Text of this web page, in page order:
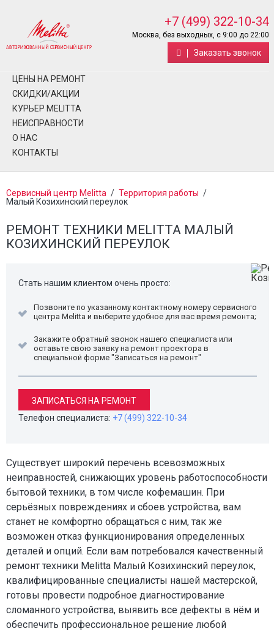
+7 (499) 322-10-34
Москва, без выходных, с 9:00 до 22:00
Заказать звонок
ЦЕНЫ НА РЕМОНТ
СКИДКИ/АКЦИИ
КУРЬЕР MELITTA
НЕИСПРАВНОСТИ
О НАС
КОНТАКТЫ
Сервисный центр Melitta / Территория работы /
Малый Козихинский переулок
РЕМОНТ ТЕХНИКИ MELITTA МАЛЫЙ
КОЗИХИНСКИЙ ПЕРЕУЛОК
Стать нашим клиентом очень просто:
Позвоните по указанному контактному номеру сервисного
центра Melitta и выберите удобное для вас время ремонта;
Закажите обратный звонок нашего специалиста или
оставьте свою заявку на ремонт проектора в
специальной форме "Записаться на ремонт"
ЗАПИСАТЬСЯ НА РЕМОНТ
Телефон специалиста: +7 (499) 322-10-34
Существует широкий перечень всевозможных
неиправностей, снижающих уровень работоспособности
бытовой техники, в том числе кофемашин. При
серьёзных повреждениях и сбоев устройства, вам
станет не комфортно обращаться с ним, так же
возможен отказ функционирования определенных
деталей и опций. Если вам потребовался качественный
ремонт техники Melitta Малый Козихинский переулок,
квалифицированные специалисты нашей мастерской,
готовы провести подробное диагностирование
сломанного устройства, выявить все дефекты в нём и
обеспечить профессиональное решение любой